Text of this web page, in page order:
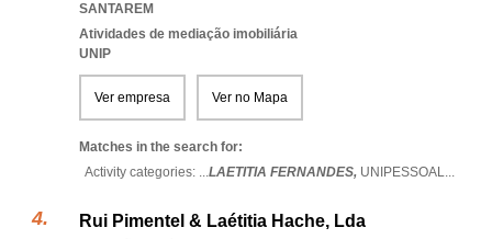
SANTAREM
Atividades de mediação imobiliária
UNIP
Ver empresa Ver no Mapa
Matches in the search for:
Activity categories: ...LAETITIA FERNANDES, UNIPESSOAL...
Rui Pimentel & Laétitia Hache, Lda